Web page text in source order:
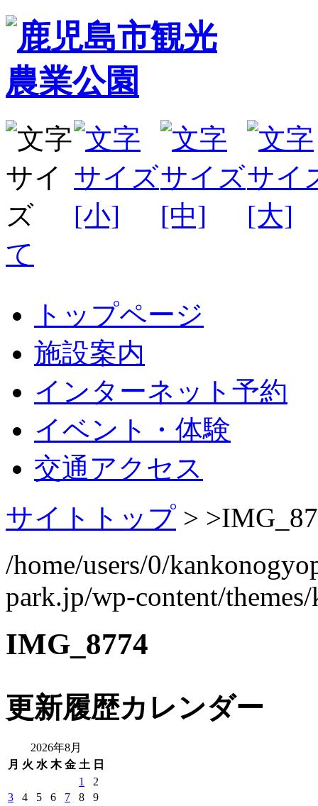
て
トップページ
施設案内
インターネット予約
イベント・体験
交通アクセス
サイトトップ > >
/home/users/0/
park.jp/wp-content/
IMG_8774
更新履歴カレンダー
2026年8月
月 火 水 木 金 土 日
1
2
3
4 5 6 7 8
9